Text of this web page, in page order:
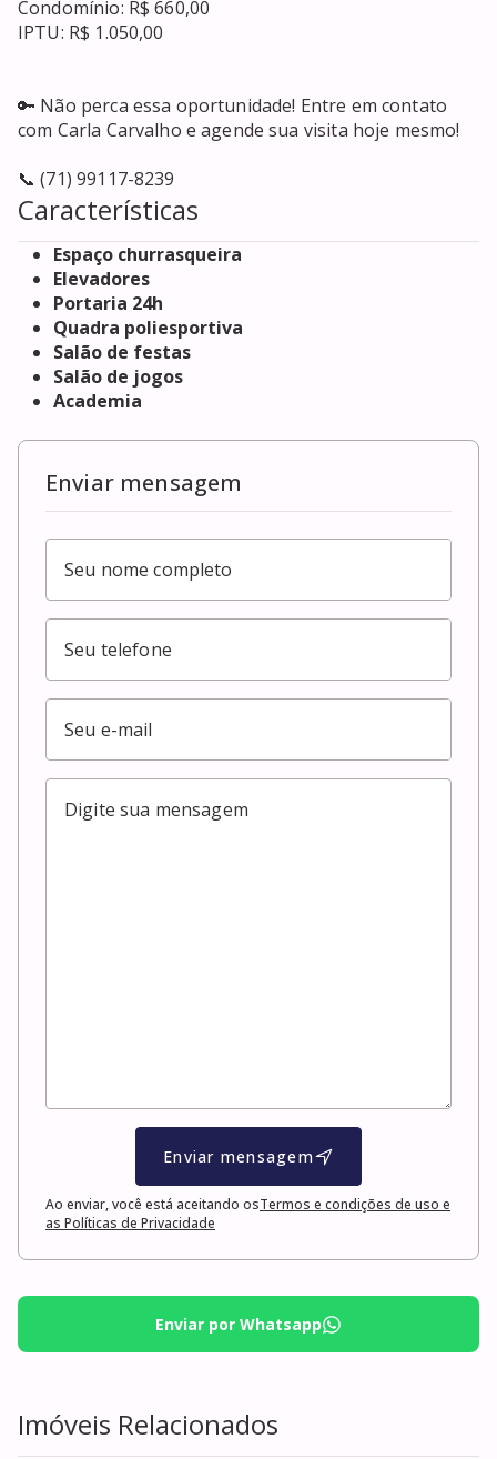
Condomínio: R$ 660,00
IPTU: R$ 1.050,00
🔑 Não perca essa oportunidade! Entre em contato
com Carla Carvalho e agende sua visita hoje mesmo!
📞 (71) 99117-8239
Características
Espaço churrasqueira
Elevadores
Portaria 24h
Quadra poliesportiva
Salão de festas
Salão de jogos
Academia
Enviar mensagem
Enviar mensagem
Ao enviar, você está aceitando osTermos e condições de uso e
as Políticas de Privacidade
Enviar por Whatsapp
Imóveis Relacionados